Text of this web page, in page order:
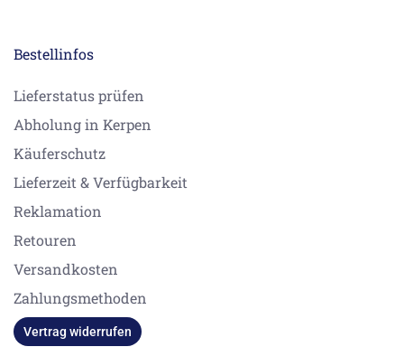
Bestellinfos
Lieferstatus prüfen
Abholung in Kerpen
Käuferschutz
Lieferzeit & Verfügbarkeit
Reklamation
Retouren
Versandkosten
Zahlungsmethoden
Vertrag widerrufen